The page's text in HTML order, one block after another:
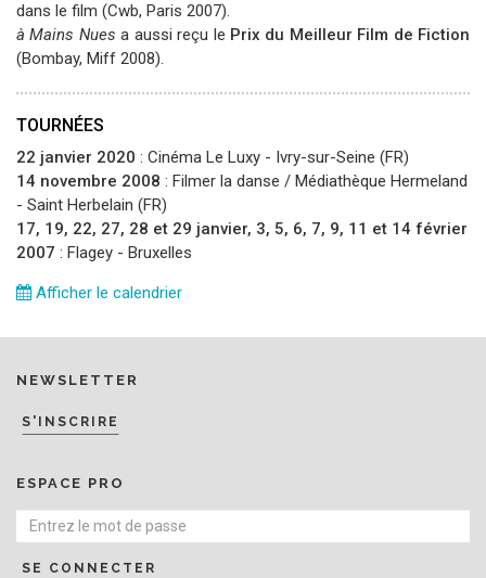
dans le film (Cwb, Paris 2007).
à Mains Nuesa aussi reçu le Prix du Meilleur Film de Fiction
(Bombay, Miff 2008).
TOURNÉES
22 janvier 2020 : Cinéma Le Luxy - Ivry-sur-Seine (FR)
14 novembre 2008 : Filmer la danse / Médiathèque Hermeland
- Saint Herbelain (FR)
17, 19, 22, 27, 28 et 29 janvier, 3, 5, 6, 7, 9, 11 et 14 février
2007 : Flagey - Bruxelles
Afficher le calendrier
NEWSLETTER
S'INSCRIRE
ESPACE PRO
SE CONNECTER